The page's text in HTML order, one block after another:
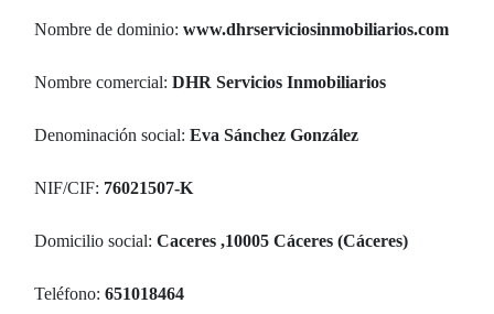
Nombre de dominio: www.dhrserviciosinmobiliarios.com
Nombre comercial: DHR Servicios Inmobiliarios
Denominación social: Eva Sánchez González
NIF/CIF: 76021507-K
Domicilio social: Caceres ,10005 Cáceres (Cáceres)
Teléfono: 651018464